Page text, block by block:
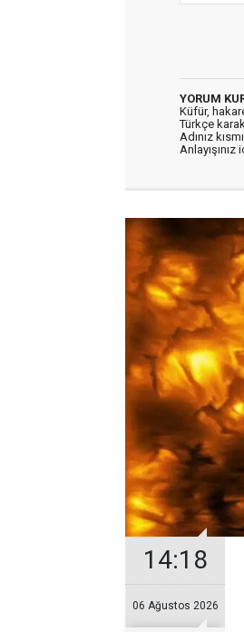
YORUM
Küfür,
Türkçe
Adınız
14:18
06 Ağustos 2026